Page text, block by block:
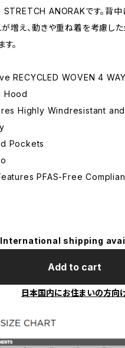
ANORAKです。背中
増え、動きや重ね着を考慮し
。
RECYCLED WOVEN 4
Hood
Highly Windresistant
Pockets
PFAS-Free
International shipping
Add to cart
日本国内にお住まいの方向